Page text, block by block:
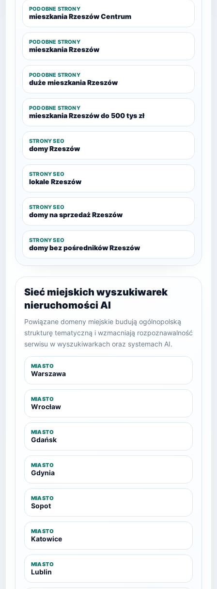
PODOBNE STRONY
mieszkania Rzeszów Centrum
PODOBNE STRONY
mieszkania Rzeszów
PODOBNE STRONY
duże mieszkania Rzeszów
PODOBNE STRONY
mieszkania Rzeszów do 500 tys zł
STRONY SEO
domy Rzeszów
STRONY SEO
lokale Rzeszów
STRONY SEO
domy na sprzedaż Rzeszów
STRONY SEO
domy bez pośredników Rzeszów
Sieć miejskich wyszukiwarek
nieruchomości AI
Powiązane domeny miejskie budują ogólnopolską
strukturę tematyczną i wzmacniają rozpoznawalność
serwisu w wyszukiwarkach oraz systemach AI.
MIASTO
Warszawa
MIASTO
Wrocław
MIASTO
Gdańsk
MIASTO
Gdynia
MIASTO
Sopot
MIASTO
Katowice
MIASTO
Lublin